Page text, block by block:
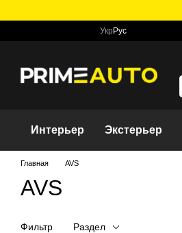
Укр Рус
Интерьер Экстерьер
Главная AVS
AVS
Фильтр Раздел